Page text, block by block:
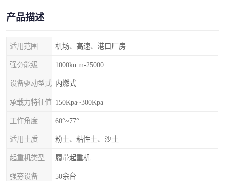
产品描述
适用范围 机场、高速、港口厂房
强夯能级 1000kn.m-25000
设备驱动型式 内燃式
承载力特征值 150Kpa~300Kpa
工作角度 60°~77°
适用土质 粉土、粘性土、沙土
起重机类型 履带起重机
强夯设备 50余台